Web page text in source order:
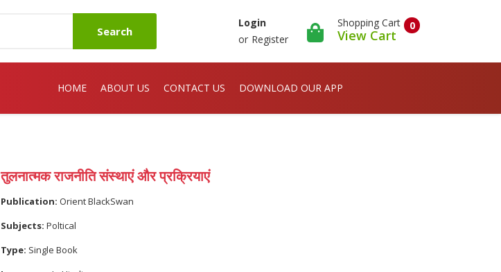
Search
Login
or Register
0
Shopping Cart
View Cart
HOME ABOUT US CONTACT US DOWNLOAD OUR APP
तुलनात्मक राजनीति संस्थाएं और प्रक्रियाएं
Publication: Orient BlackSwan
Subjects: Poltical
Type: Single Book